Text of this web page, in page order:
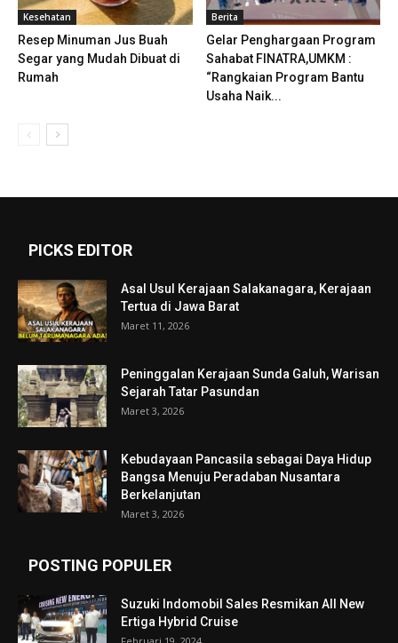
Kesehatan
Resep Minuman Jus Buah
Segar yang Mudah Dibuat di
Rumah
Berita
Gelar Penghargaan Program
Sahabat FINATRA,UMKM :
“Rangkaian Program Bantu
Usaha Naik...
PICKS EDITOR
Asal Usul Kerajaan Salakanagara, Kerajaan
Tertua di Jawa Barat
Maret 11, 2026
Peninggalan Kerajaan Sunda Galuh, Warisan
Sejarah Tatar Pasundan
Maret 3, 2026
Kebudayaan Pancasila sebagai Daya Hidup
Bangsa Menuju Peradaban Nusantara
Berkelanjutan
Maret 3, 2026
POSTING POPULER
Suzuki Indomobil Sales Resmikan All New
Ertiga Hybrid Cruise